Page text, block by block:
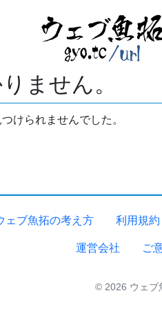
ません。
けられませんでした。
ェブ魚拓の考え方 利用規約
運営会社 ご
© 2026 ウェブ